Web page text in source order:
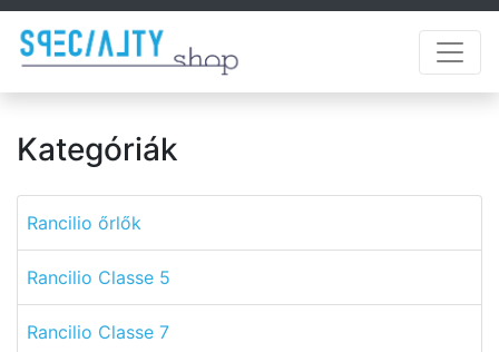
Kategóriák
Rancilio őrlők
Rancilio Classe 5
Rancilio Classe 7